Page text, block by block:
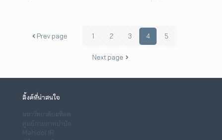
Prev page 1 2 3 4 5
Next page
ลิ้งค์ที่น่าสนใจ
มหาวิทยาลัยมหิดล
ศูนย์กายภาพบำบัด
Mahidol IR